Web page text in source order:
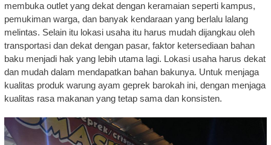
membuka outlet yang dekat dengan keramaian seperti kampus,
pemukiman warga, dan banyak kendaraan yang berlalu lalang
melintas. Selain itu lokasi usaha itu harus mudah dijangkau oleh
transportasi dan dekat dengan pasar, faktor ketersediaan bahan
baku menjadi hak yang lebih utama lagi. Lokasi usaha harus dekat
dan mudah dalam mendapatkan bahan bakunya. Untuk menjaga
kualitas produk warung ayam geprek barokah ini, dengan menjaga
kualitas rasa makanan yang tetap sama dan konsisten.